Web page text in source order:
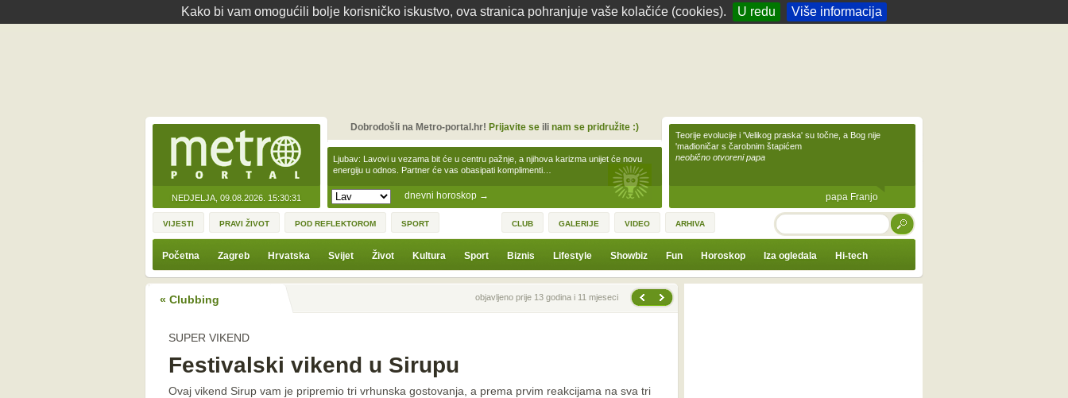
Kako bi vam omogućili bolje korisničko iskustvo, ova stranica pohranjuje vaše kolačiće (cookies). U redu Više informacija
NEDJELJA, 09.08.2026. 15:30:31 dnevni horoskop →
Ljubav: Lavovi u vezama bit će u centru pažnje, a njihova karizma unijet će novu
energiju u odnos. Partner će vas obasipati komplimenti…
Dobrodošli na Metro-portal.hr! Prijavite seili nam se pridružite :)
Teorije evolucije i 'Velikog praska' su točne, a Bog nije
'mađioničar s čarobnim štapićem
neobično otvoreni papa
papa Franjo
VIJESTI PRAVI ŽIVOT POD REFLEKTOROM SPORT CLUB GALERIJE VIDEO ARHIVA TRAŽI
Početna Zagreb Hrvatska Svijet Život Kultura Sport Biznis Lifestyle Showbiz Fun Horoskop Iza ogledala Hi-tech
« Clubbing Prethodna vijestobjavljeno prije 13 godina i 11 mjeseci
SUPER VIKEND
Festivalski vikend u Sirupu
Ovaj vikend Sirup vam je pripremio tri vrhunska gostovanja, a prema prvim reakcijama na sva tri